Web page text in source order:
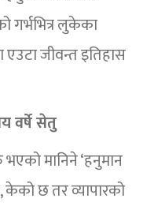
गर्भभित्र लुकेका
जीवन्त इतिहास
वर्षे सेतु
मानिने ‘हनुमान
छ तर व्यापारको